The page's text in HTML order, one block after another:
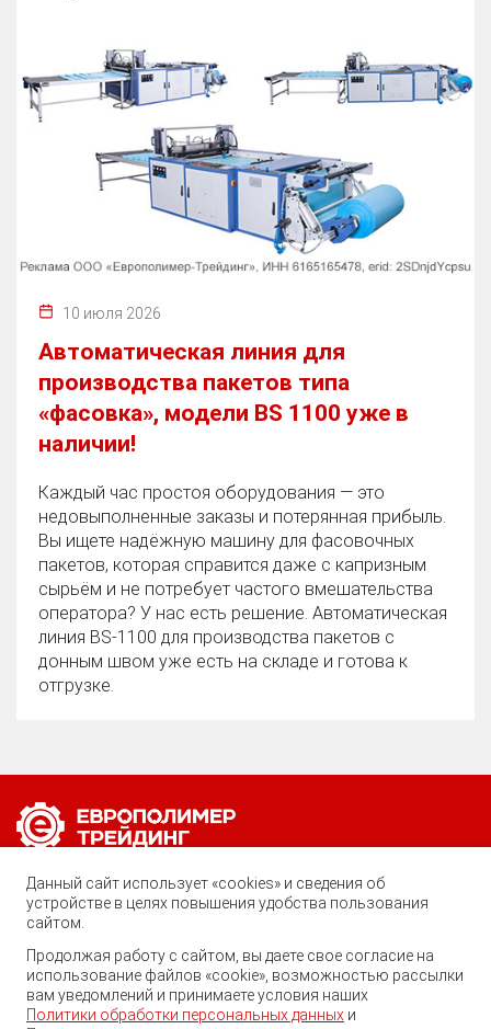
10 июля 2026
Автоматическая линия для
производства пакетов типа
«фасовка», модели BS 1100 уже в
наличии!
Каждый час простоя оборудования — это
недовыполненные заказы и потерянная прибыль.
Вы ищете надёжную машину для фасовочных
пакетов, которая справится даже с капризным
сырьём и не потребует частого вмешательства
оператора? У нас есть решение. Автоматическая
линия BS‑1100 для производства пакетов с
донным швом уже есть на складе и готова к
отгрузке.
Позвоните нам по любому вопросу:
8 (800) 222-40-61
Ростов-на-Дону, ул. Вавилова, 59
trade@ep-group.ru
Данный сайт использует «cookies» и сведения об
устройстве в целях повышения удобства пользования
сайтом.
Продолжая работу с сайтом, вы даете свое согласие на
использование файлов «cookie», возможностью рассылки
вам уведомлений и принимаете условия наших
Политики обработки персональных данных и